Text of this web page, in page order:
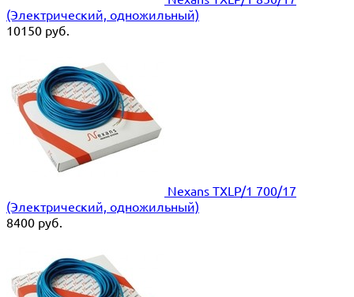
(Электрический, одножильный)
10150 руб.
Nexans TXLP/1 700/17
(Электрический, одножильный)
8400 руб.